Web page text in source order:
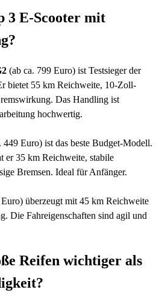
3 E-Scooter mit
(ab ca. 799 Euro) ist Testsieger der
bietet 55 km Reichweite, 10-Zoll-
Das Handling ist
hochwertig.
449 Euro) ist das beste Budget-Modell.
er 35 km Reichweite, stabile
Bremsen. Ideal für Anfänger.
überzeugt mit 45 km Reichweite
Die Fahreigenschaften sind agil und
Reifen wichtiger als